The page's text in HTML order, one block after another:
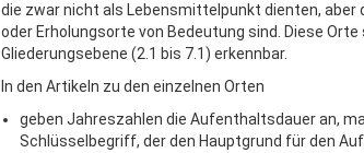
die zwar nicht als Lebensmittelpunkt dienten, aber
oder Erholungsorte von Bedeutung sind. Diese
Gliederungsebene (2.1 bis 7.1) erkennbar.
In den Artikeln zu den einzelnen Orten
geben Jahreszahlen die Aufenthaltsdauer an,
Schlüsselbegriff, der den Hauptgrund für den